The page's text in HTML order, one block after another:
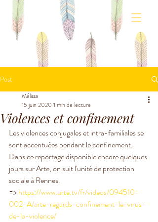
Post
Violences et confinement
Mélissa
15 juin 2020 1 min de lecture
Les violences conjugales et intra-familiales se
sont accentuées pendant le confinement.
Dans ce reportage disponible encore quelques
jours sur Arte, on suit l'unité de protection
sociale à Rennes.
=> https://www.arte.tv/fr/videos/094510-
002-A/arte-regards-confinement-le-virus-
de-la-violence/